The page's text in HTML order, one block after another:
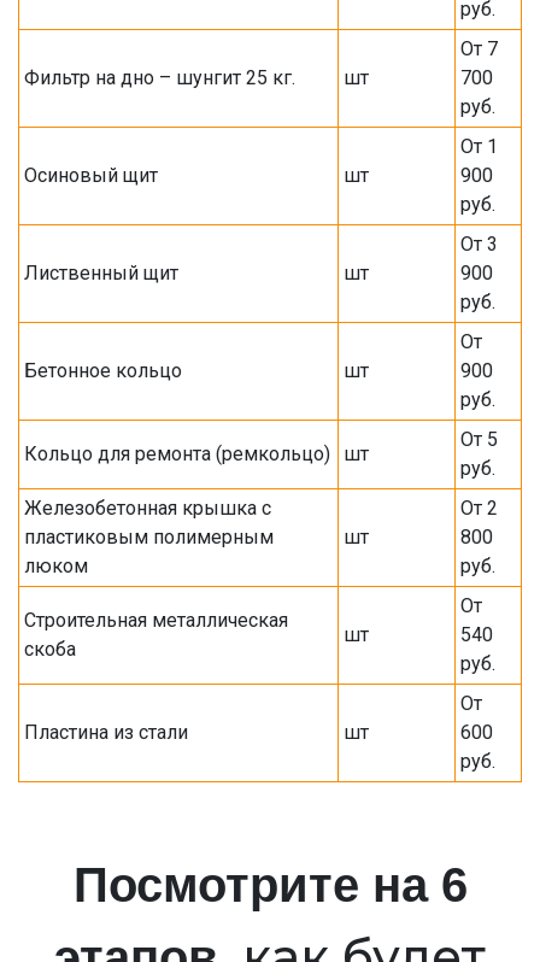
руб.
Фильтр на дно – шунгит 25 кг. шт
От 7
700
руб.
Осиновый щит шт
От 1
900
руб.
Лиственный щит шт
От 3
900
руб.
Бетонное кольцо шт
От
900
руб.
Кольцо для ремонта (ремкольцо) шт
От 5
руб.
Железобетонная крышка с
пластиковым полимерным
люком
шт
От 2
800
руб.
Строительная металлическая
скоба
шт
От
540
руб.
Пластина из стали шт
От
600
руб.
Посмотрите на 6